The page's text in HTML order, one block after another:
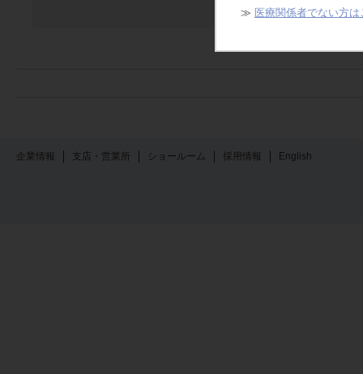
≫ 医療関係者でない方は
企業情報 支店・営業所 ショールーム 採用情報 English